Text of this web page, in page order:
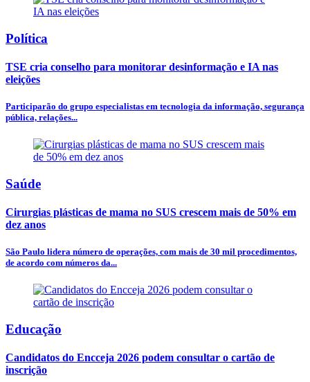
Política
TSE cria conselho para monitorar desinformação e IA nas
eleições
Participarão do grupo especialistas em tecnologia da informação, segurança
pública, relações...
Saúde
Cirurgias plásticas de mama no SUS crescem mais de 50% em
dez anos
São Paulo lidera número de operações, com mais de 30 mil procedimentos,
de acordo com números da...
Educação
Candidatos do Encceja 2026 podem consultar o cartão de
inscrição